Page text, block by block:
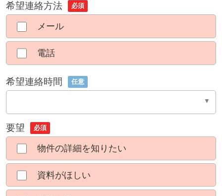
希望連絡方法 必須
メール
電話
希望連絡時間 任意
要望 必須
物件の詳細を知りたい
資料がほしい